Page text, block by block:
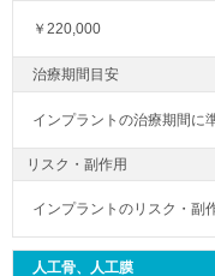
￥220,000
インプラントの治療期間に
リスク・副作用
インプラントのリスク・副
人工骨、人工膜